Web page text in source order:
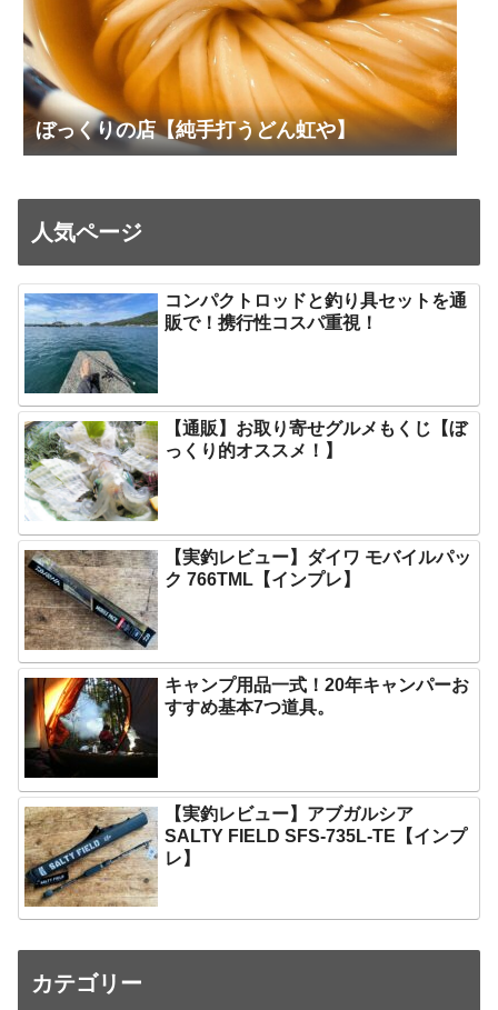
ぼっくりの店【純手打うどん虹や】
人気ページ
コンパクトロッドと釣り具セットを通
販で！携行性コスパ重視！
【通販】お取り寄せグルメもくじ【ぼ
っくり的オススメ！】
【実釣レビュー】ダイワ モバイルパッ
ク 766TML【インプレ】
キャンプ用品一式！20年キャンパーお
すすめ基本7つ道具。
【実釣レビュー】アブガルシア
SALTY FIELD SFS-735L-TE【インプ
レ】
カテゴリー